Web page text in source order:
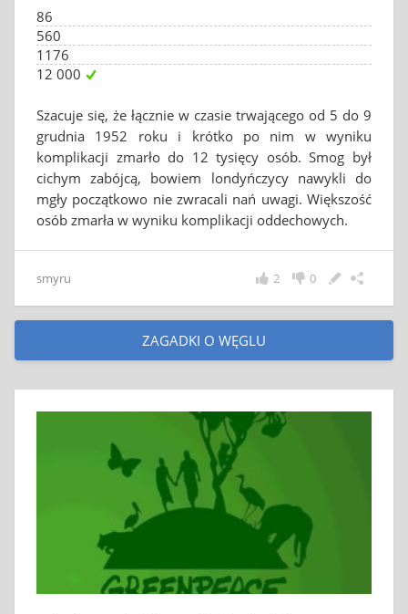
86
560
1176
12 000
Szacuje się, że łącznie w czasie trwającego od 5 do 9
grudnia 1952 roku i krótko po nim w wyniku
komplikacji zmarło do 12 tysięcy osób. Smog był
cichym zabójcą, bowiem londyńczycy nawykli do
mgły początkowo nie zwracali nań uwagi. Większość
osób zmarła w wyniku komplikacji oddechowych.
smyru 0
2
ZAGADKI O WĘGLU